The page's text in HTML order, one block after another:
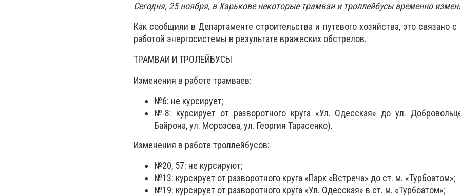
Сегодня, 25 ноября, в Харькове некоторые трамваи и троллейбусы временно
Как сообщили в Департаменте строительства и путевого хозяйства, это связано с
работой энергосистемы в результате вражеских обстрелов.
ТРАМВАИ И ТРОЛЕЙБУСЫ
Изменения в работе трамваев:
№6: не курсирует;
№8: курсирует от разворотного круга «Ул. Одесская» до ул.
Байрона, ул. Морозова, ул. Георгия Тарасенко).
Изменения в работе троллейбусов:
№20, 57: не курсируют;
№13: курсирует от разворотного круга «Парк «Встреча» до ст. м. «Турбоатом»;
№19: курсирует от разворотного круга «Ул. Одесская» в ст. м. «Турбоатом»;